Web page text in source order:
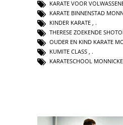
KARATE VOOR
KARATE BINNENSTAD
KINDER KARATE ,
THERESE ZOEKENDE
OUDER EN KIND KARATE
KUMITE CLASS ,
KARATESCHOOL